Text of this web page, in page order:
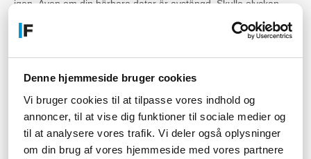
Denne hjemmeside bruger cookies
Vi bruger cookies til at tilpasse vores indhold og
annoncer, til at vise dig funktioner til sociale medier og
til at analysere vores trafik. Vi deler også oplysninger
om din brug af vores hjemmeside med vores partnere
igen. Även om din bärbara dator är avstängd. Skulle olyckan
hitta din dator igen.
Köp en begagnad EliteBook
laptop
Letar du efter en begagnad bärbar dator? På Fcomputer är vi
väldigt måna om upcycling, och vi har därför ett väldigt stort
utbud av begagnade Elitebooks. Du kan välja mellan olika
kvaliteter, beroende på hur "använd" datorn är. Ofta handlar det